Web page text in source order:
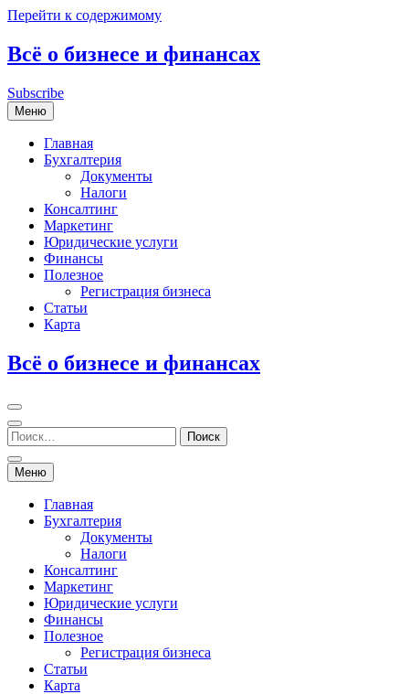
Перейти к содержимому
Всё о бизнесе и финансах
Subscribe
Меню
Главная
Бухгалтерия
Документы
Налоги
Консалтинг
Маркетинг
Юридические услуги
Финансы
Полезное
Регистрация бизнеса
Статьи
Карта
Всё о бизнесе и финансах
Меню
Главная
Бухгалтерия
Документы
Налоги
Консалтинг
Маркетинг
Юридические услуги
Финансы
Полезное
Регистрация бизнеса
Статьи
Карта